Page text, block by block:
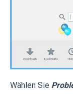
Wählen Sie